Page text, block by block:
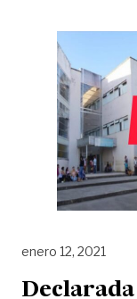
enero 12, 2021